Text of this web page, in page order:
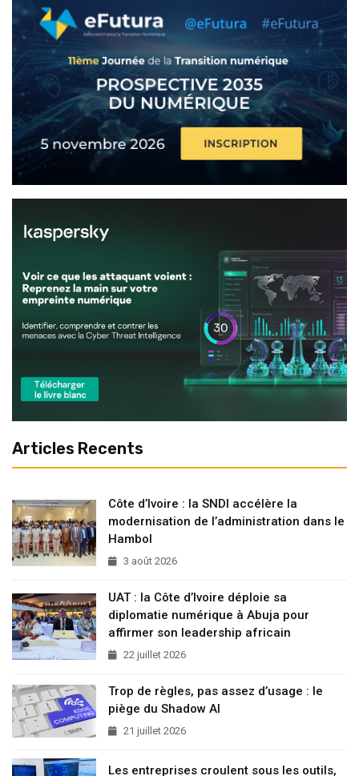
Articles Recents
Côte d’Ivoire : la SNDI accélère la
modernisation de l’administration dans le
Hambol
3 août 2026
UAT : la Côte d’Ivoire déploie sa
diplomatie numérique à Abuja pour
affirmer son leadership africain
22 juillet 2026
Trop de règles, pas assez d’usage : le
piège du Shadow AI
21 juillet 2026
Les entreprises croulent sous les outils,